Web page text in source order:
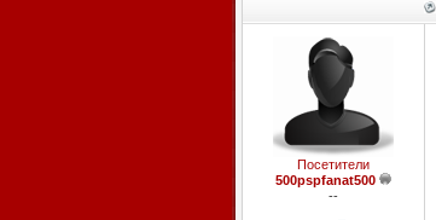
Посетители
500pspfanat500
--